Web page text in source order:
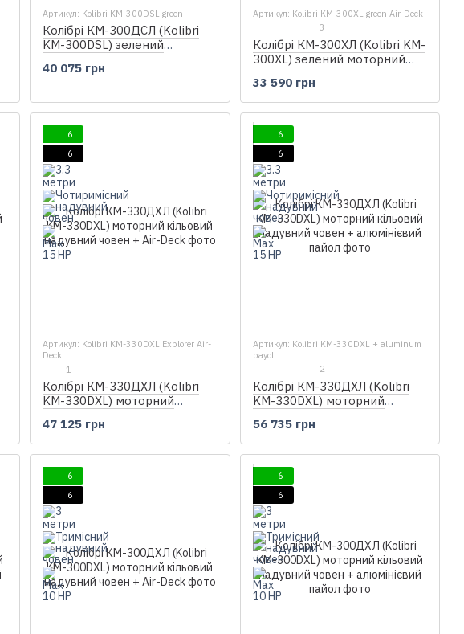
Артикул: Kolibri KM-300DSL green
Колібрі КМ-300ДСЛ (Kolibri
KM-300DSL) зелений
човен + фанерний пайол
40 075 грн
Артикул: Kolibri KM-300XL green Air-Deck
3
Колібрі КМ-300ХЛ (Kolibri KM-
300XL) зелений моторний
33 590 грн
6
6
Артикул: Kolibri KM-330DXL Explorer Air-
Deck
1
Колібрі КМ-330ДХЛ (Kolibri
KM-330DXL) моторний
Air-Deck
47 125 грн
6
6
Артикул: Kolibri KM-330DXL + aluminum
payol
2
Колібрі КМ-330ДХЛ (Kolibri
KM-330DXL) моторний
алюмінієвий пайол
56 735 грн
6
6
6
6